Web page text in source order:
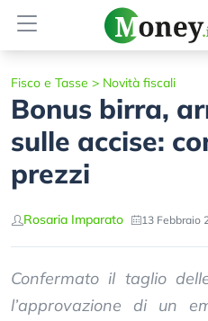
Fisco e Tasse > Novità fiscali
Bonus birra,
sulle accise:
prezzi
Rosaria Imparato 13 Febbraio
Confermato il taglio
l’approvazione di un